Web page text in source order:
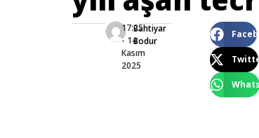
Bahtiyar
Bodur
17:25
- 14
Kasım
2025